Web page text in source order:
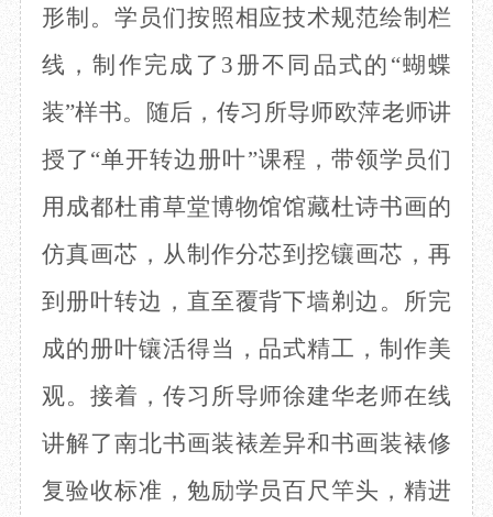
形制。学员们按照相应技术规范绘制栏
线，制作完成了3册不同品式的“蝴蝶
装”样书。随后，传习所导师欧萍老师讲
授了“单开转边册叶”课程，带领学员们
用成都杜甫草堂博物馆馆藏杜诗书画的
仿真画芯，从制作分芯到挖镶画芯，再
到册叶转边，直至覆背下墙剃边。所完
成的册叶镶活得当，品式精工，制作美
观。接着，传习所导师徐建华老师在线
讲解了南北书画装裱差异和书画装裱修
复验收标准，勉励学员百尺竿头，精进